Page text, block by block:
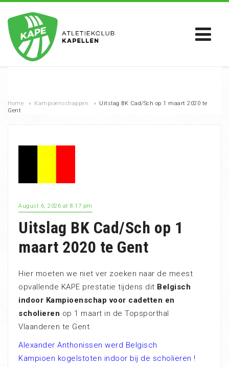
Home › Kampioenschappen › Uitslag BK Cad/Sch op 1 maart 2020 te
Gent
August 6, 2026 at 8:17 pm
Uitslag BK Cad/Sch op 1
maart 2020 te Gent
Hier moeten we niet ver zoeken naar de meest
opvallende KAPE prestatie tijdens dit Belgisch
indoor Kampioenschap voor cadetten en
scholieren op 1 maart in de Topsporthal
Vlaanderen te Gent.
Alexander Anthonissen werd Belgisch
Kampioen kogelstoten indoor bij de scholieren !